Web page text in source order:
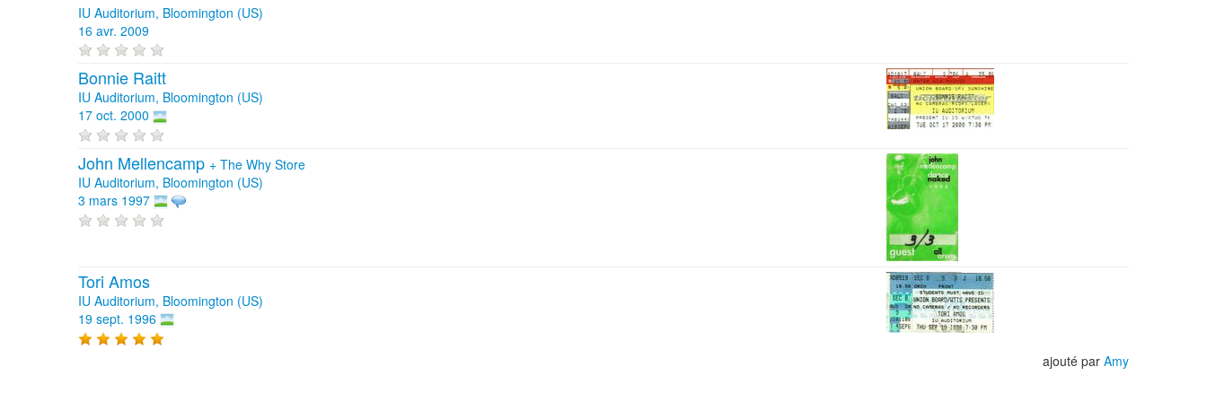
IU Auditorium, Bloomington (US)
16 avr. 2009
Bonnie Raitt
IU Auditorium, Bloomington (US)
17 oct. 2000
John Mellencamp + The Why Store
IU Auditorium, Bloomington (US)
3 mars 1997
Tori Amos
IU Auditorium, Bloomington (US)
19 sept. 1996
ajouté par Amy